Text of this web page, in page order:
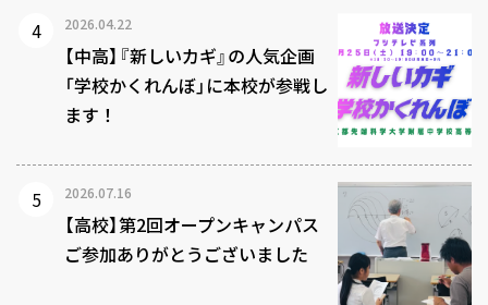
2026.04.22
【中高】『新しいカギ』の人気企画
「学校かくれんぼ」に本校が参戦し
ます！
2026.07.16
【高校】第2回オープンキャンパス
ご参加ありがとうございました